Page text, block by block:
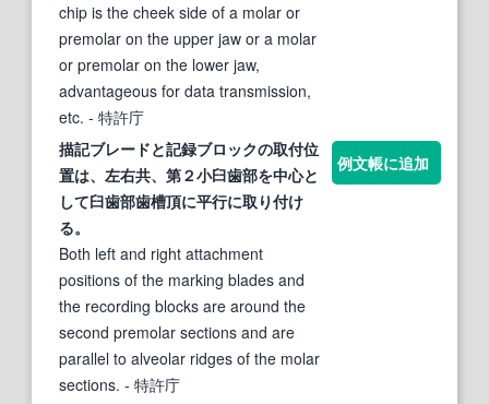
chip is the cheek side of a molar or
premolar on the upper jaw or a molar
or premolar on the lower jaw,
advantageous for data transmission,
etc. - 特許庁
描記ブレードと記録ブロックの取付位
置は、左右共、第２小臼歯部を中心と
して臼歯部歯槽頂に平行に取り付け
る。
Both left and right attachment
positions of the marking blades and
the recording blocks are around the
second premolar sections and are
parallel to alveolar ridges of the molar
sections. - 特許庁
例文帳に追加